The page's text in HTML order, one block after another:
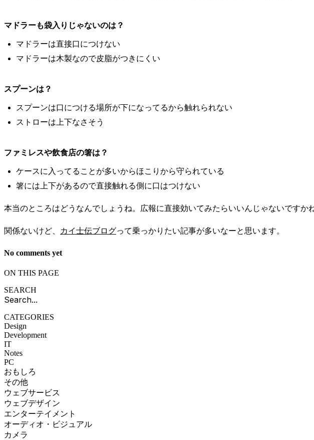
マドラーも袋入りじゃないのは？
マドラーは直接口につけない
マドラーは木製なので皮脂がつきにくい
スプーンは？
スプーンは口につける場所が下になってるから触れられない
ストローは上下なさそう
ファミレスや飲食店の箸は？
ケースに入ってることが多いからほこりから守られている
箸には上下があるので直接触れる側に口はつけない
本当のところはどうなんでしょうね。広報に直接効いてみたらいいんじゃないですか
関係ないけど、 カイ士伝ブログって乗っかりたい記事が多いなーと思います。
No comments yet
ON THIS PAGE
SEARCH
CATEGORIES
Design
Development
IT
Notes
PC
おもしろ
その他
ウェブサービス
ウェブデザイン
エンターテイメント
オーディオ・ビジュアル
カメラ